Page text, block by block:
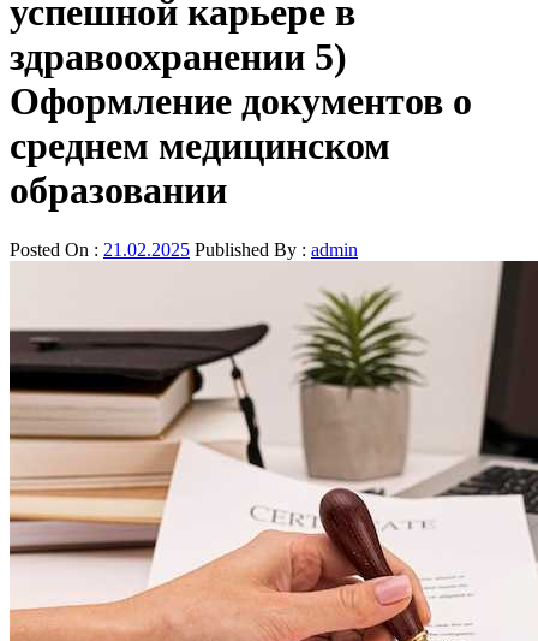
успешной карьере в
здравоохранении 5)
Оформление документов о
среднем медицинском
образовании
Posted On : 21.02.2025 Published By : admin